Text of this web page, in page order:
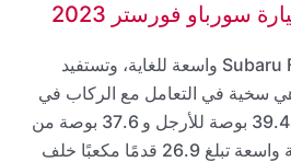
سورباو فورستر 2023
مقصورة 2023 Subaru Forester واسعة للغاية، وتستفيد
سخية في التعامل مع الركاب في
الخلف بمساحة رحبة تبلغ 39.4 بوصة للأرجل و 37.6 بوصة من
حيز الرأس. وتوجد مساحة واسعة تبلغ 26.9 قدمًا مكعبًا خلف